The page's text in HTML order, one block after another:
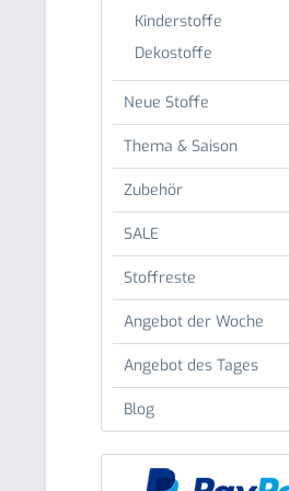
Kinderstoffe
Dekostoffe
Neue Stoffe
Thema & Saison
Zubehör
SALE
Stoffreste
Angebot der Woche
Angebot des Tages
Blog